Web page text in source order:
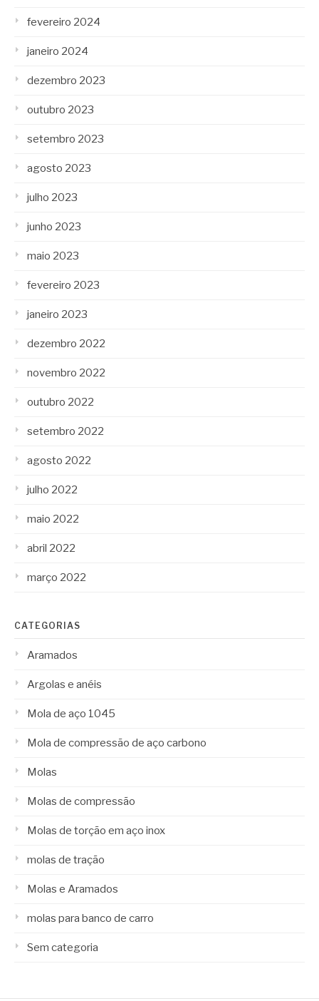
fevereiro 2024
janeiro 2024
dezembro 2023
outubro 2023
setembro 2023
agosto 2023
julho 2023
junho 2023
maio 2023
fevereiro 2023
janeiro 2023
dezembro 2022
novembro 2022
outubro 2022
setembro 2022
agosto 2022
julho 2022
maio 2022
abril 2022
março 2022
CATEGORIAS
Aramados
Argolas e anéis
Mola de aço 1045
Mola de compressão de aço carbono
Molas
Molas de compressão
Molas de torção em aço inox
molas de tração
Molas e Aramados
molas para banco de carro
Sem categoria